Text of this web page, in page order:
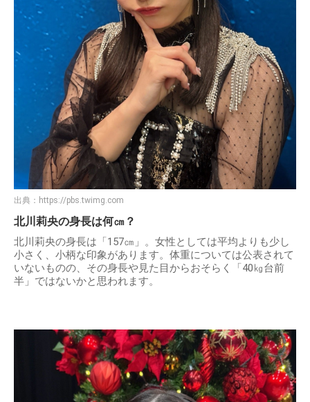
https://pbs.twimg.com
北川莉央の身長は何㎝？